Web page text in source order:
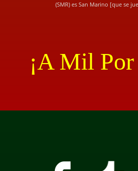
(SMR) es San Marino [que se
¡A Mil